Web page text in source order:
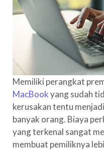
Memiliki perangkat
MacBookyang sudah
kerusakan tentu
banyak orang. Biaya
yang terkenal sangat
membuat pemiliknya